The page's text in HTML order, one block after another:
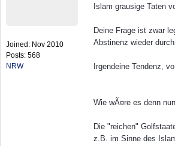
Joined: Nov 2010
Posts: 568
NRW
Islam grausige Taten
Deine Frage ist zwar
Abstinenz wieder
Irgendeine Tendenz,
Wie wÃ¤re es denn
Die "reichen"
z.B. im Sinne des